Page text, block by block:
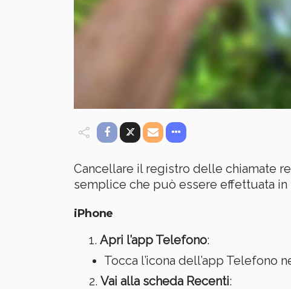
Cancellare il registro delle chiamate
semplice che può essere effettuata
iPhone
Apri l’app Telefono:
Tocca l’icona dell’app Telefono
Vai alla scheda Recenti: